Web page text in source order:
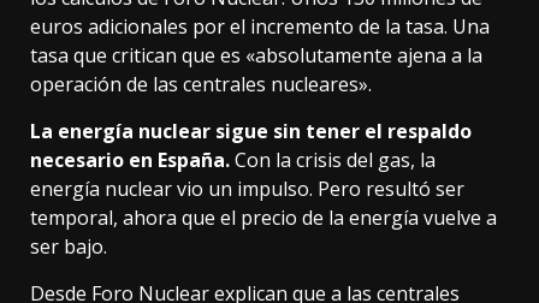
euros adicionales por el incremento de la tasa. Una
tasa que critican que es «absolutamente ajena a la
operación de las centrales nucleares».
La energía nuclear sigue sin tener el respaldo
necesario en España.Con la crisis del gas, la
energía nuclear vio un impulso. Pero resultó ser
temporal, ahora que el precio de la energía vuelve a
ser bajo.
Desde Foro Nuclear explican que a las centrales